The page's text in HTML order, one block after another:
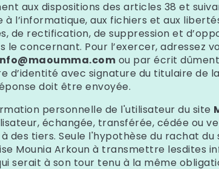
aux dispositions des articles 38 et
à l’informatique, aux fichiers et aux
de rectification, de suppression et
le concernant. Pour l’exercer, adressez
ou par écrit
d’identité avec signature du titulaire de
doit être envoyée.
personnelle de l'utilisateur du site
échangée, transférée, cédée ou
des tiers. Seule l'hypothèse du rachat du
Mounia Arkoun à transmettre lesdites
serait à son tour tenu à la même